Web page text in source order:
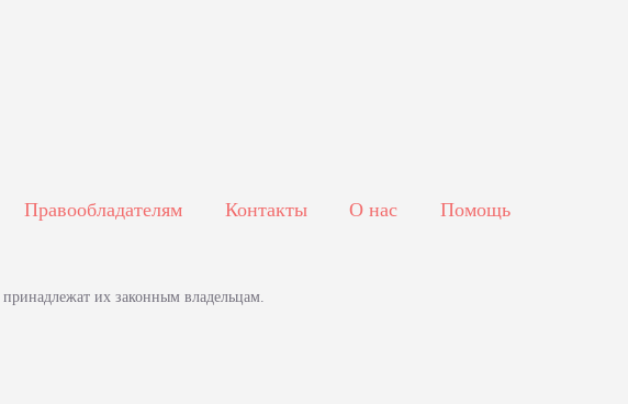
Правообладателям Контакты О нас Помощь
их законным владельцам.